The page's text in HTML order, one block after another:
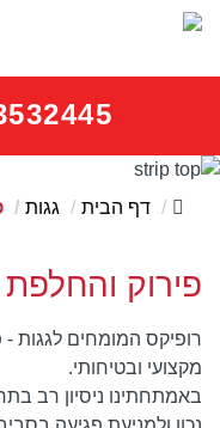
דף הבית גגות
פירוק
רופיקס המומחים לגגות -
מקצועי ובטיחותי.
באמתחתינו ניסיון רב